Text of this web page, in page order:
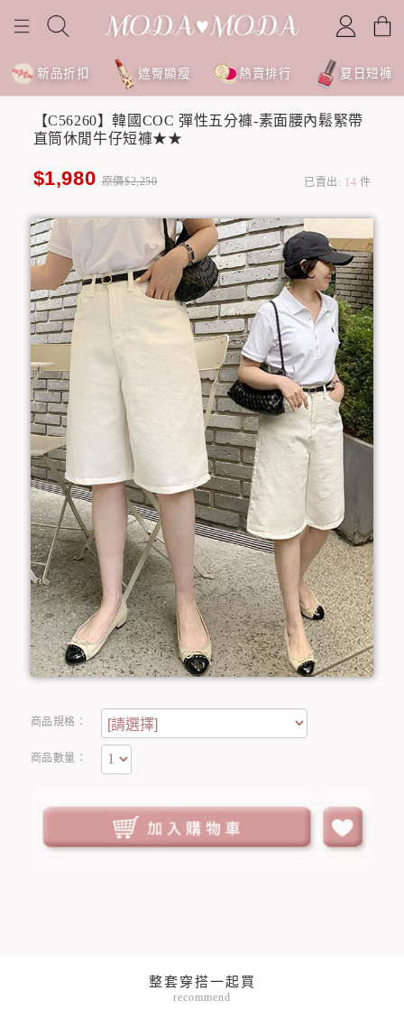
新品折扣 遮臀顯瘦 熱賣排行 夏日短褲
【C56260】韓國COC 彈性五分褲-素面腰內鬆緊帶
直筒休閒牛仔短褲★★
$1,980 原價$2,250 已賣出: 14 件
商品規格：
商品數量：
整套穿搭一起買
recommend